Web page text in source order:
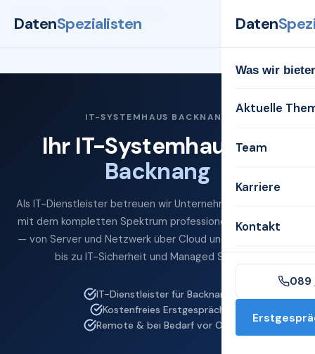
DatenSpezialisten Daten
Was wir
Aktuelle
Team
Karriere
Kontakt
089
IT-SYSTEMHAUS BACKNANG
Ihr IT-Systemhaus für
Backnang
Als IT-Dienstleister betreuen wir Unternehmen in Backnang
mit dem kompletten Spektrum professioneller IT-Services
— von Server und Netzwerk über Cloud und Microsoft 365
bis zu IT-Sicherheit und Managed Services.
IT-Dienstleister für Backnang
Kostenfreies Erstgespräch
Remote & bei Bedarf vor Ort